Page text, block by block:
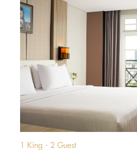
1 King - 2 Guest